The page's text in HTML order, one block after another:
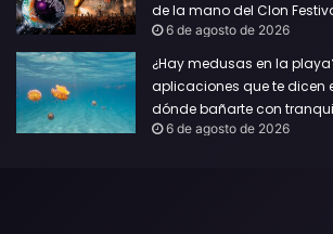
de la mano del Clon
6 de agosto de 2026
¿Hay medusas en la
aplicaciones que te dicen
dónde bañarte con
6 de agosto de 2026